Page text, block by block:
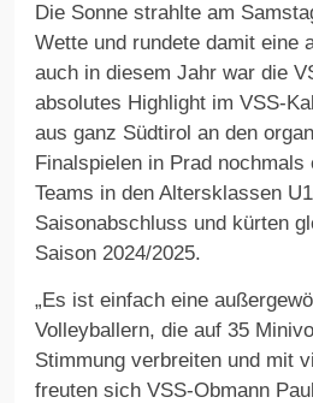
Die Sonne strahlte am
Wette und rundete damit eine
auch in diesem Jahr war die
absolutes Highlight im VSS-
aus ganz Südtirol an den
Finalspielen in Prad
Teams in den Altersklassen
Saisonabschluss und kürten
Saison 2024/2025.
„Es ist einfach eine
Volleyballern, die auf 35
Stimmung verbreiten und mit
freuten sich VSS-Obmann